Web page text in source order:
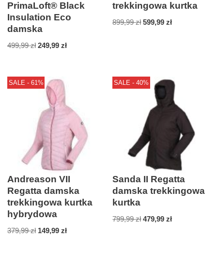
PrimaLoft® Black
Insulation Eco
damska
499,99zł 249,99 zł
trekkingowa kurtka
899,99zł 599,99zł
SALE - 61%
Andreason VII
Regatta damska
trekkingowa kurtka
hybrydowa
379,99zł 149,99 zł
SALE - 40%
Sanda II Regatta
damska trekkingowa
kurtka
799,99zł 479,99zł